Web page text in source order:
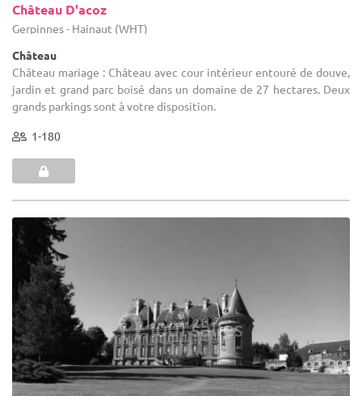
Château D'acoz
Gerpinnes - Hainaut (WHT)
Château
Château mariage : Château avec cour intérieur entouré de douve,
jardin et grand parc boisé dans un domaine de 27 hectares. Deux
grands parkings sont à votre disposition.
1-180